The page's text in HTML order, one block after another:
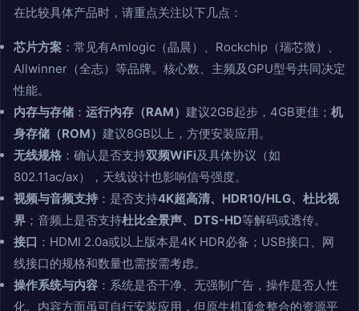
在比较具体产品时，请重点关注以下几点：
芯片方案 ：常见有Amlogic（晶晨）、Rockchip（瑞芯微）、
Allwinner（全志）等品牌。核心数、主频及GPU型号共同决定
性能。
内存与存储 ： 运行内存（RAM） 建议2GB起步，4GB更佳； 机
身存储（ROM） 建议8GB以上，方便安装应用。
无线规格 ：确认是否支持双频WiFi及具体协议（如
802.11ac/ax），天线设计也影响信号强度。
视频与音频支持 ：是否支持4K超高清、HDR10/HLG、杜比视
界 ；音频上是否支持杜比全景声、DTS-HD等解码或透传。
接口 ：HDMI 2.0a或以上版本是4K HDR必备；USB接口、网
线接口的规格和数量也需按需考虑。
操作系统与内容 ：系统是否干净、无强制广告，操作是否人性
化。内容方面虽可自行安装应用，但原生机顶盒整合的资源平